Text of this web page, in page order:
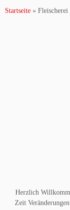
Startseite »
Herzlich
Zeit